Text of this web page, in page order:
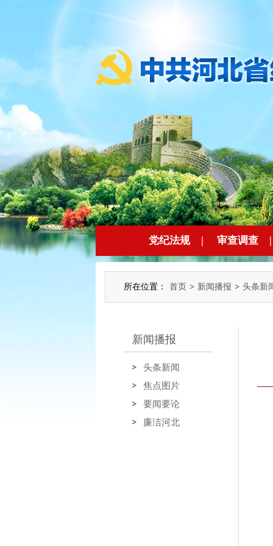
党纪法规 | 审查调查 |
所在位置： 首页 > 新闻播报 > 头条新
新闻播报
头条新闻
焦点图片
要闻要论
廉洁河北